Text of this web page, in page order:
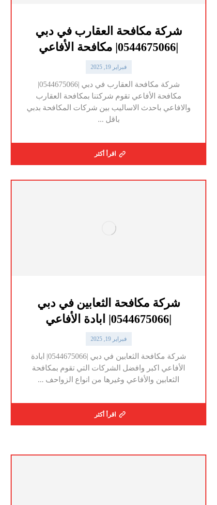
شركة مكافحة العقارب في دبي
|0544675066| مكافحة الأفاعي
فبراير 19, 2025
شركة مكافحة العقارب في دبي |0544675066|
مكافحة الأفاعي تقوم شركتنا بمكافحة العقارب
والافاعي باحدث الاساليب بين شركات المكافحة بدبي
باقل ...
اقرأ أكثر
شركة مكافحة الثعابين في دبي
|0544675066| ابادة الأفاعي
فبراير 19, 2025
شركة مكافحة الثعابين في دبي |0544675066| ابادة
الأفاعي اكبر وافضل الشركات التي تقوم بمكافحة
الثعابين والأفاعي وغيرها من انواع الزواحف ...
اقرأ أكثر